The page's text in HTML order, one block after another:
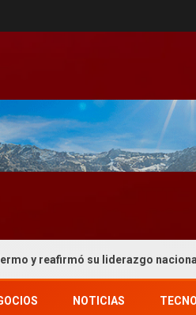
su liderazgo nacional
NOTICIAS